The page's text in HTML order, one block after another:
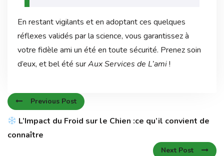
En restant vigilants et en adoptant ces quelques
réflexes validés par la science, vous garantissez à
votre fidèle ami un été en toute sécurité. Prenez soin
d’eux, et bel été surAux Services de L’ami!
Previous Post
L’Impact du Froid sur le Chien :ce qu’il convient de
connaître
Next Post